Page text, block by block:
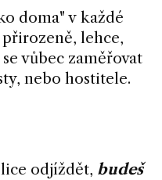
doma" v každé
lehce,
vůbec zaměřovat
nebo hostitele.
odjíždět, budeš